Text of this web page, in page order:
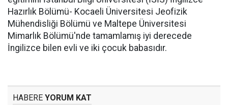
Hazırlık Bölümü- Kocaeli Üniversitesi Jeofizik
Mühendisliği Bölümü ve Maltepe Üniversitesi
Mimarlık Bölümü'nde tamamlamış iyi derecede
İngilizce bilen evli ve iki çocuk babasıdır.
HABERE YORUM KAT